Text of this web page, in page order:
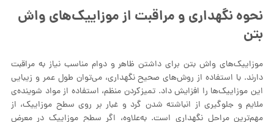
نحوه نگهداری و مراقبت از موزاییک‌های واش
بتن
موزاییک‌های واش بتن برای داشتن ظاهر و دوام مناسب نیاز به مراقبت
دارند. با استفاده از روش‌های صحیح نگهداری، می‌توان طول عمر و زیبایی
این موزاییک‌ها را افزایش داد. تمیزکردن منظم، استفاده از مواد شوینده‌ی
ملایم و جلوگیری از انباشته شدن گرد و غبار بر روی سطح موزاییک، از
مهم‌ترین مراحل نگهداری است. به‌علاوه، اگر سطح موزاییک در معرض